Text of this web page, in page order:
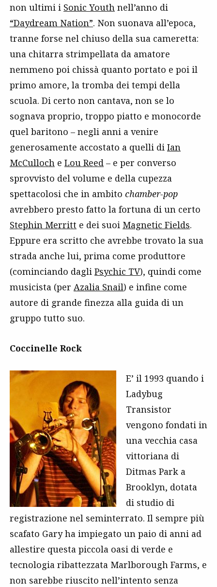
non ultimi i Sonic Youth nell’anno di
“Daydream Nation”. Non suonava all’epoca,
tranne forse nel chiuso della sua cameretta:
una chitarra strimpellata da amatore
nemmeno poi chissà quanto portato e poi il
primo amore, la tromba dei tempi della
scuola. Di certo non cantava, non se lo
sognava proprio, troppo piatto e monocorde
quel baritono – negli anni a venire
generosamente accostato a quelli di Ian
McCulloch e Lou Reed – e per converso
sprovvisto del volume e della cupezza
spettacolosi che in ambito chamber-pop
avrebbero presto fatto la fortuna di un certo
Stephin Merritt e dei suoi Magnetic Fields.
Eppure era scritto che avrebbe trovato la sua
strada anche lui, prima come produttore
(cominciando dagli Psychic TV), quindi come
musicista (per Azalia Snail) e infine come
autore di grande finezza alla guida di un
gruppo tutto suo.
Coccinelle Rock
E’ il 1993 quando i
Ladybug
Transistor
vengono fondati in
una vecchia casa
vittoriana di
Ditmas Park a
Brooklyn, dotata
di studio di
registrazione nel seminterrato. Il sempre più
scafato Gary ha impiegato un paio di anni ad
allestire questa piccola oasi di verde e
tecnologia ribattezzata Marlborough Farms, e
non sarebbe riuscito nell’intento senza